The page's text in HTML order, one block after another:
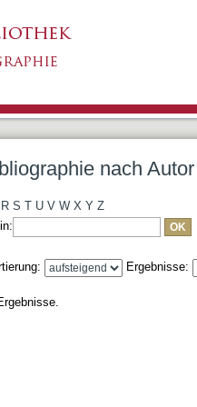
nach
R S T U V W X Y Z
Ergebnisse: